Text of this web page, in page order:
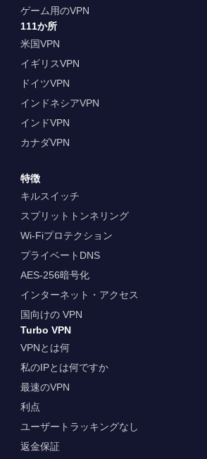
ゲーム用のVPN
111か所
米国VPN
イギリスVPN
ドイツVPN
インドネシアVPN
インドVPN
カナダVPN
特徴
キルスイッチ
スプリットトンネリング
Wi-Fiプロテクション
プライベートDNS
AES-256暗号化
インターネット・アクセス
国向けの VPN
Turbo VPN
VPNとは何
私のIPとは何ですか
最速のVPN
利点
ユーザートラッキングなし
返金保証